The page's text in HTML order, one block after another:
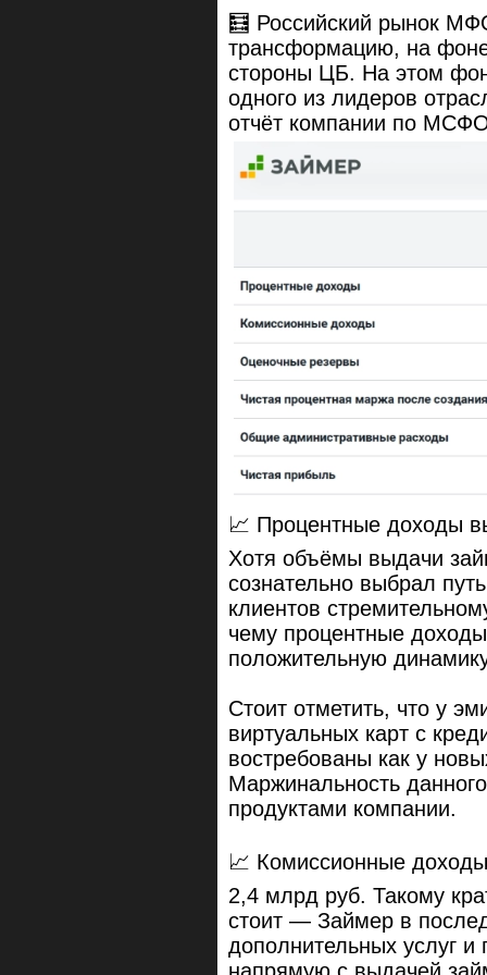
🧮 Российский рынок
трансформацию, на
стороны ЦБ. На этом
одного из лидеров
отчёт компании по
📈 Процентные доходы
Хотя объёмы выдачи
сознательно выбрал
клиентов
чему процентные
положительную
Стоит отметить, что у
виртуальных карт с
востребованы как у
Маржинальность
продуктами компании.
📈 Комиссионные
2,4 млрд руб. Такому
стоит — Займер в
дополнительных услуг и